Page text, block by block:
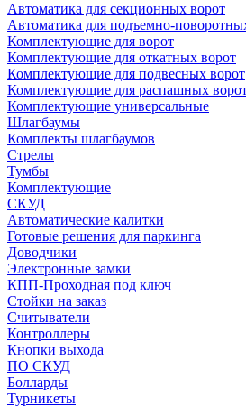
Автоматика для секционных ворот
Автоматика для подъемно-
Комплектующие для ворот
Комплектующие для откатных ворот
Комплектующие для подвесных ворот
Комплектующие для распашных
Комплектующие универсальные
Шлагбаумы
Комплекты шлагбаумов
Стрелы
Тумбы
Комплектующие
СКУД
Автоматические калитки
Готовые решения для паркинга
Доводчики
Электронные замки
КПП-Проходная под ключ
Стойки на заказ
Считыватели
Контроллеры
Кнопки выхода
ПО СКУД
Болларды
Турникеты